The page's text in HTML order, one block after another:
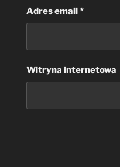
Adres email*
Witryna internetowa